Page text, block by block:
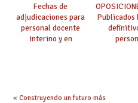
Fechas de
adjudicaciones para
personal docente
interino y en
Publicados
« Construyendo un futuro más